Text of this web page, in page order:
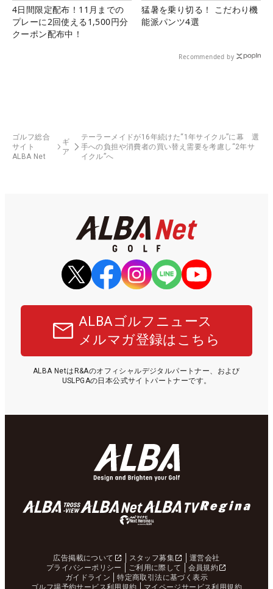
4日間限定配布！11月までの
プレーに2回使える1,500円分
クーポン配布中！
猛暑を乗り切る！ こだわり機
能派パンツ4選
Recommended by
ゴルフ総合
サイト
ALBA Net
ギ
ア
テーラーメイドが16年続けた“1年サイクル”に幕 選
手への負担や消費者の買い替え需要を考慮し“2年サ
イクル”へ
ALBAゴルフニュース
メルマガ登録はこちら
ALBA NetはR&Aのオフィシャルデジタルパートナー、および
USLPGAの日本公式サイトパートナーです。
広告掲載について スタッフ募集
運営会社
プライバシーポリシー
ご利用に際して
会員規約
ガイドライン
特定商取引法に基づく表示
ゴルフ場予約サービス利用規約
マイページサービス利用規約